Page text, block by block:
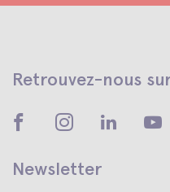
Retrouvez-nous
Newsletter